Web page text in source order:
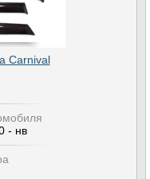
Carnival
- нв